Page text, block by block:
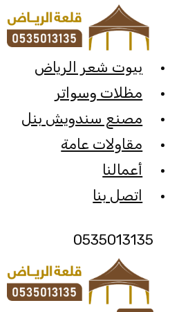
بيوت شعر الرياض
مظلات وسواتر
مصنع سندويش بنل
مقاولات عامة
أعمالنا
اتصل بنا
0535013135